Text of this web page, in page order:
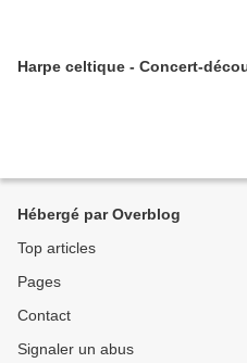
Harpe celtique - Concert-
Hébergé par Overblog
Top articles
Pages
Contact
Signaler un abus